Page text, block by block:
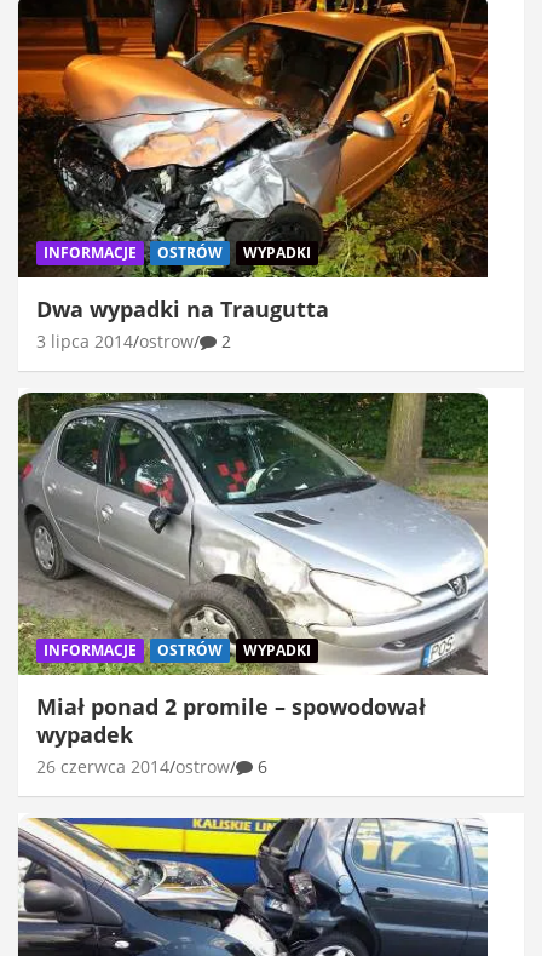
INFORMACJE OSTRÓW WYPADKI
Dwa wypadki na Traugutta
3 lipca 2014 ostrow 2
INFORMACJE OSTRÓW WYPADKI
Miał ponad 2 promile – spowodował
wypadek
26 czerwca 2014 ostrow 6